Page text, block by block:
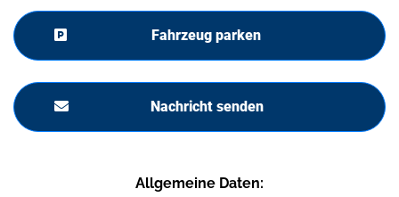
Fahrzeug parken
Nachricht senden
Allgemeine Daten: